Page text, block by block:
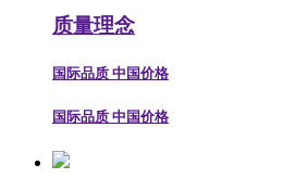
质量理念
国际品质 中国价格
国际品质 中国价格